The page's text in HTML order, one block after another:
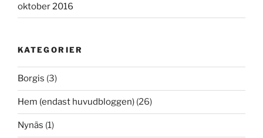
oktober 2016
KATEGORIER
Borgis (3)
Hem (endast huvudbloggen) (26)
Nynäs (1)